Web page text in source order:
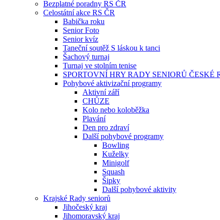
Bezplatné poradny RS ČR
Celostátní akce RS ČR
Babička roku
Senior Foto
Senior kvíz
Taneční soutěž S láskou k tanci
Šachový turnaj
Turnaj ve stolním tenise
SPORTOVNÍ HRY RADY SENIORŮ ČESKÉ
Pohybové aktivizační programy
Aktivní září
CHŮZE
Kolo nebo koloběžka
Plavání
Den pro zdraví
Další pohybové programy
Bowling
Kuželky
Minigolf
Squash
Šipky
Další pohybové aktivity
Krajské Rady seniorů
Jihočeský kraj
Jihomoravský kraj